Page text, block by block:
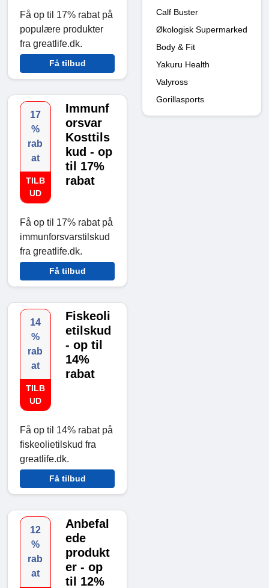
Få op til 17% rabat på
populære produkter
fra greatlife.dk.
Få tilbud
17
%
rab
at
TILB
UD
Immunf
orsvar
Kosttils
kud - op
til 17%
rabat
Få op til 17% rabat på
immunforsvarstilskud
fra greatlife.dk.
Få tilbud
14
%
rab
at
TILB
UD
Fiskeoli
etilskud
- op til
14%
rabat
Få op til 14% rabat på
fiskeolietilskud fra
greatlife.dk.
Få tilbud
12
%
rab
at
Anbefal
ede
produkt
er - op
til 12%
Calf Buster
Økologisk Supermarked
Body & Fit
Yakuru Health
Valyross
Gorillasports